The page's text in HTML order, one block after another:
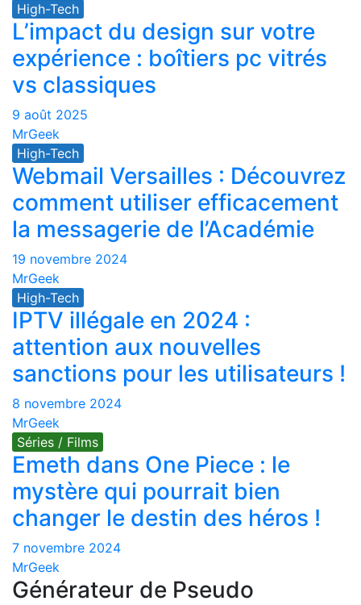
High-Tech
L’impact du design sur votre
expérience : boîtiers pc vitrés
vs classiques
9 août 2025
MrGeek
High-Tech
Webmail Versailles : Découvrez
comment utiliser efficacement
la messagerie de l’Académie
19 novembre 2024
MrGeek
High-Tech
IPTV illégale en 2024 :
attention aux nouvelles
sanctions pour les utilisateurs !
8 novembre 2024
MrGeek
Séries / Films
Emeth dans One Piece : le
mystère qui pourrait bien
changer le destin des héros !
7 novembre 2024
MrGeek
Générateur de Pseudo